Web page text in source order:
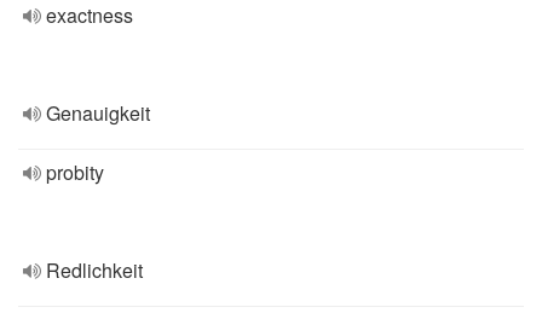
exactness
Genauigkeit
probity
Redlichkeit